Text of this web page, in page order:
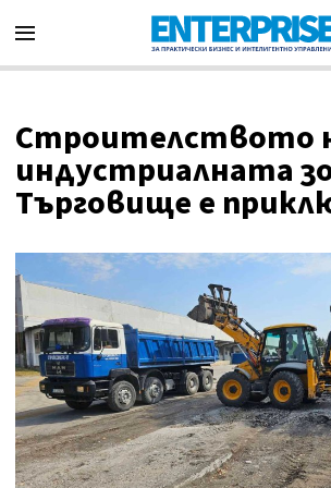
Строителството
индустриалната
Търговище е